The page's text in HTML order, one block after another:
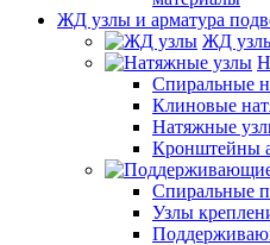
ЖД узлы и арматура
ЖД
Спиральные
Клиновые
Натяжные
Кронштейны
Спиральные
Узлы